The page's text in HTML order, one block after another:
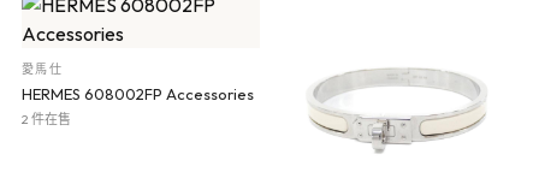
愛馬仕
HERMES 608002FP Accessories
2 件在售